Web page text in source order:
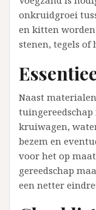
onkruidgroei
en kitten
stenen, tegels of
Naast
tuingereedschap
kruiwagen,
bezem en
voor het op
gereedschap
een netter